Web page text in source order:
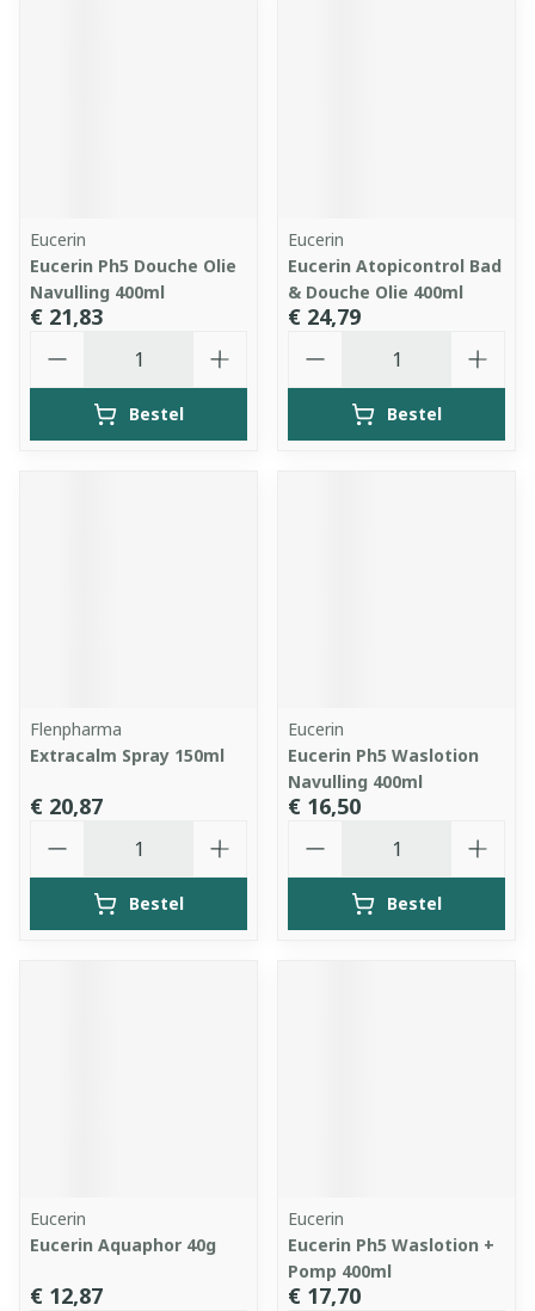
Eucerin
Eucerin Ph5 Douche Olie
Navulling 400ml
€ 21,83
Bestel
Eucerin
Eucerin Atopicontrol Bad
& Douche Olie 400ml
€ 24,79
Bestel
Flenpharma
Extracalm Spray 150ml
€ 20,87
Bestel
Eucerin
Eucerin Ph5 Waslotion
Navulling 400ml
€ 16,50
Bestel
Eucerin
Eucerin Aquaphor 40g
€ 12,87
Eucerin
Eucerin Ph5 Waslotion +
Pomp 400ml
€ 17,70